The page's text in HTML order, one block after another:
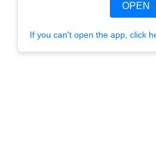
OPEN
If you can't open the app, click